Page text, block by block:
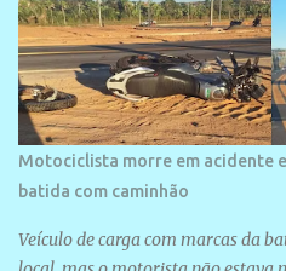
Motociclista morre em acidente
batida com caminhão
Veículo de carga com marcas da